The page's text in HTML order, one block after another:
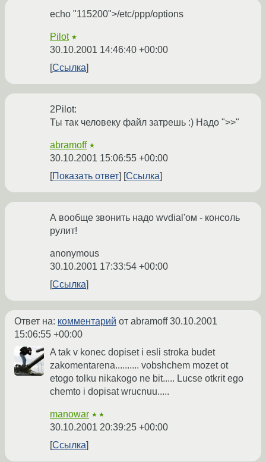
echo "115200">/etc/ppp/options
Pilot ★
30.10.2001 14:46:40 +00:00
Ссылка
2Pilot:
Ты так человеку файл затрешь :) Надо ">>"
abramoff ★
30.10.2001 15:06:55 +00:00
Показать ответ
Ссылка
А вообще звонить надо wvdial'ом - консоль
рулит!
anonymous
30.10.2001 17:33:54 +00:00
Ссылка
Ответ на: комментарий от abramoff30.10.2001
15:06:55 +00:00
A tak v konec dopiset i esli stroka budet
zakomentarena.......... vobshchem mozet ot
etogo tolku nikakogo ne bit..... Lucse otkrit ego
chemto i dopisat wrucnuu.....
manowar ★★
30.10.2001 20:39:25 +00:00
Ссылка